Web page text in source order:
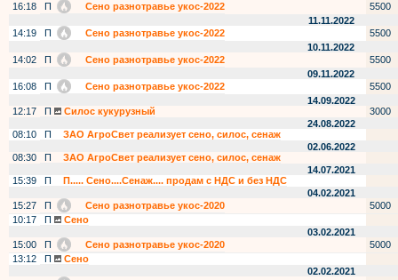
16:18
П Сено разнотравье укос-2022
5500
11.11.2022
14:19
П Сено разнотравье укос-2022
5500
10.11.2022
14:02
П Сено разнотравье укос-2022
5500
09.11.2022
16:08
П Сено разнотравье укос-2022
5500
14.09.2022
12:17
П Силос кукурузный
3000
24.08.2022
08:10
П
ЗАО АгроСвет реализует сено, силос, сенаж
02.06.2022
08:30
П
ЗАО АгроСвет реализует сено, силос, сенаж
14.07.2021
15:39
П
П..... Сено....Сенаж.... продам с НДС и без НДС
04.02.2021
15:27
П Сено разнотравье укос-2020
5000
10:17
П
Сено
03.02.2021
15:00
П Сено разнотравье укос-2020
5000
13:12
П
Сено
02.02.2021